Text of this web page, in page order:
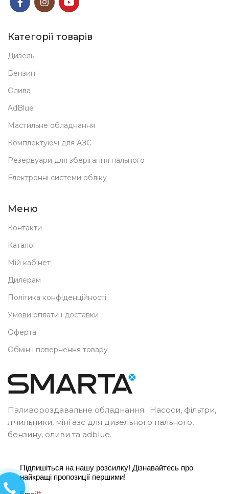
Категорії товарів
Дизель
Бензин
Олива
AdBlue
Мастильне обладнання
Комплектуючі для АЗС
Резервуари для зберігання пального
Електронні системи обліку
Меню
Контакти
Каталог
Мій кабінет
Дилерам
Політика конфіденційності
Умови оплати і доставки
Оферта
Обмін і повернення товару
Паливороздавальне обладнання. Насоси, фільтри,
лічильники, міні азс для дизельного пального,
бензину, оливи та adblue.
Підпишіться на нашу розсилку! Дізнавайтесь про
найкращі пропозиції першими!